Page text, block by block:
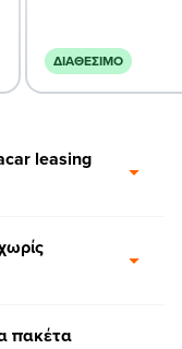
ΔΙΑΘΈΣΙΜΟ
leasing
πακέτα